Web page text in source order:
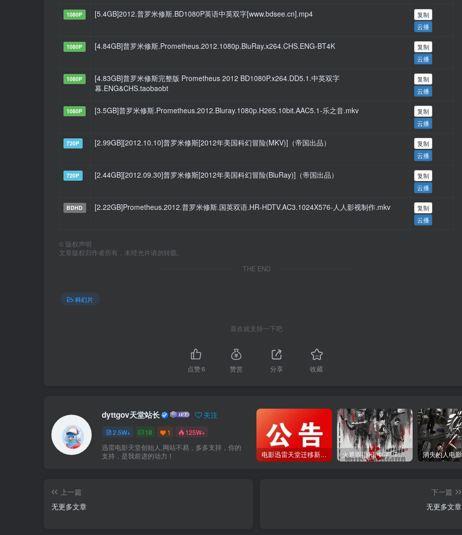
1080P [5.4GB]2012.普罗米修斯.BD1080P英语中英双字[www.bdsee.cn].mp4
复制
云播
1080P [4.84GB]普罗米修斯.Prometheus.2012.1080p.BluRay.x264.CHS.ENG-BT4K
复制
云播
1080P
[4.83GB]普罗米修斯完整版 Prometheus 2012 BD1080P.x264.DD5.1.中英双字
幕.ENG&CHS.taobaobt
复制
云播
1080P [3.5GB]普罗米修斯.Prometheus.2012.Bluray.1080p.H265.10bit.AAC5.1-乐之音.mkv
复制
云播
720P [2.99GB][2012.10.10]普罗米修斯[2012年美国科幻冒险(MKV)]（帝国出品）
复制
云播
720P [2.44GB][2012.09.30]普罗米修斯[2012年美国科幻冒险(BluRay)]（帝国出品）
复制
云播
BDHD [2.22GB]Prometheus.2012.普罗米修斯.国英双语.HR-HDTV.AC3.1024X576-人人影视制作.mkv
复制
云播
© 版权声明
文章版权归作者所有，未经允许请勿转载。
THE END
科幻片
喜欢就支持一下吧
点赞6 赞赏 分享 收藏
dyttgov天堂站长 关注
2.5W+ 18 1 125W+
迅雷电影天堂创始人,网站不易，多多支持，你的
支持，是我前进的动力！
电影迅雷天堂迁移新服务器,正常更新，维护完毕! 火遮眼[国语中字].The.Furious.2026.1080p+2160p高清下载
上一篇
无更多文章
下一篇
无更多文章